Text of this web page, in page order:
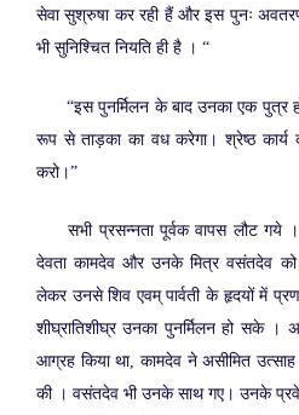
सेवा सुश्रुषा कर रही हैं और इस पुनः
भी सुनिश्चित नियति ही है । “
“इस पुनर्मिलन के बाद उनका एक पुत्र
रूप से ताड़का का वध करेगा। श्रेष्ठ कार्य
करो।”
सभी प्रसन्नता पूर्वक वापस लौट गये ।
देवता कामदेव और उनके मित्र वसंतदेव को
लेकर उनसे शिव एवम् पार्वती के हृदयों में
शीघ्रातिशीघ्र उनका पुनर्मिलन हो सके ।
आग्रह किया था, कामदेव ने असीमित
की । वसंतदेव भी उनके साथ गए। उनके